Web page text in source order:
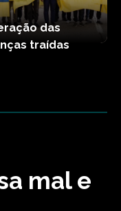
das
traídas
mal e